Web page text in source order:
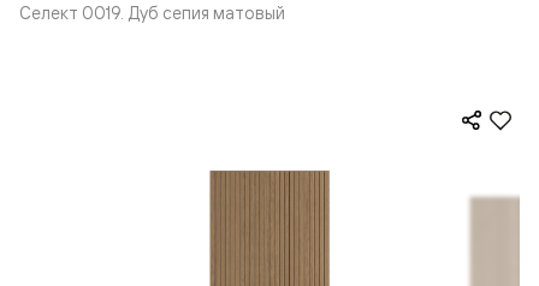
Селект 0019. Дуб сепия матовый